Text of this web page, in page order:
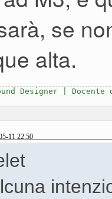
se
alta.
Designer |
11 22.50